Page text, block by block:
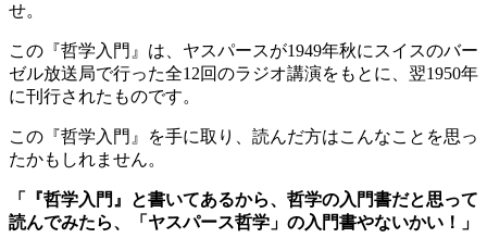
せ。
この『哲学入門』は、ヤスパースが1949年秋にスイスのバー
ゼル放送局で行った全12回のラジオ講演をもとに、翌1950年
に刊行されたものです。
この『哲学入門』を手に取り、読んだ方はこんなことを思っ
たかもしれません。
「『哲学入門』と書いてあるから、哲学の入門書だと思って
読んでみたら、「ヤスパース哲学」の入門書やないかい！」